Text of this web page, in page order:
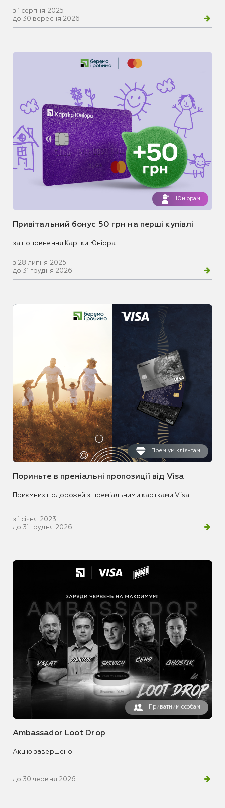
з 1 серпня 2025
до 30 вересня 2026
Юніорам
Привітальний бонус 50 грн на перші купівлі
за поповнення Картки Юніора
з 28 липня 2025
до 31 грудня 2026
Преміум клієнтам
Пориньте в преміальні пропозиції від Visa
Приємних подорожей з преміальними картками Visa
з 1 січня 2023
до 31 грудня 2026
Приватним особам
Ambassador Loot Drop
Акцію завершено.
до 30 червня 2026